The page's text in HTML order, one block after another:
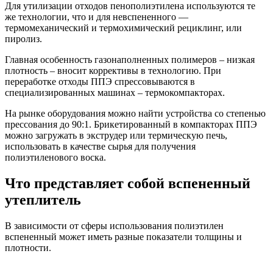
Для утилизации отходов пенополиэтилена используются те
же технологии, что и для невспененного —
термомеханический и термохимический рециклинг, или
пиролиз.
Главная особенность газонаполненных полимеров – низкая
плотность – вносит коррективы в технологию. При
переработке отходы ППЭ спрессовываются в
специализированных машинах – термокомпакторах.
На рынке оборудования можно найти устройства со степенью
прессования до 90:1. Брикетированный в компакторах ППЭ
можно загружать в экструдер или термическую печь,
использовать в качестве сырья для получения
полиэтиленового воска.
Что представляет собой вспененный
утеплитель
В зависимости от сферы использования полиэтилен
вспененный может иметь разные показатели толщины и
плотности.